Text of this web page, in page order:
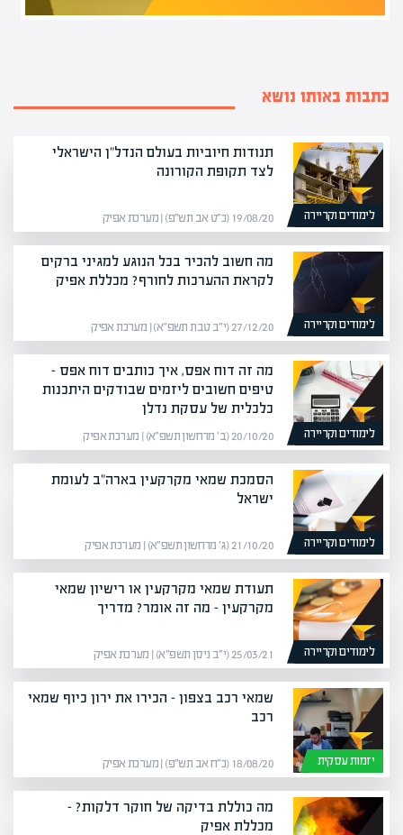
כתבות באותו נושא
לימודים וקריירה
תנודות חיוביות בעולם הנדל"ן הישראלי
לצד תקופת הקורונה
19/08/20 (כ״ט אב תש״פ) | מערכת אפיק
לימודים וקריירה
מה חשוב להכיר בכל הנוגע למגיני ברקים
לקראת ההערכות לחורף? מכללת אפיק
27/12/20 (י״ב טבת תשפ״א) | מערכת אפיק
לימודים וקריירה
מה זה דוח אפס, איך כותבים דוח אפס –
טיפים חשובים ליזמים שבודקים היתכנות
כלכלית של עסקת נדלן
20/10/20 (ב׳ מרחשון תשפ״א) | מערכת אפיק
לימודים וקריירה
הסמכת שמאי מקרקעין בארה"ב לעומת
ישראל
21/10/20 (ג׳ מרחשון תשפ״א) | מערכת אפיק
לימודים וקריירה
תעודת שמאי מקרקעין או רישיון שמאי
מקרקעין – מה זה אומר? מדריך
25/03/21 (י״ב ניסן תשפ״א) | מערכת אפיק
יזמות עסקית
שמאי רכב בצפון – הכירו את ירון כיוף שמאי
רכב
18/08/20 (כ״ח אב תש״פ) | מערכת אפיק
מה כוללת בדיקה של חוקר דלקות? –
מכללת אפיק